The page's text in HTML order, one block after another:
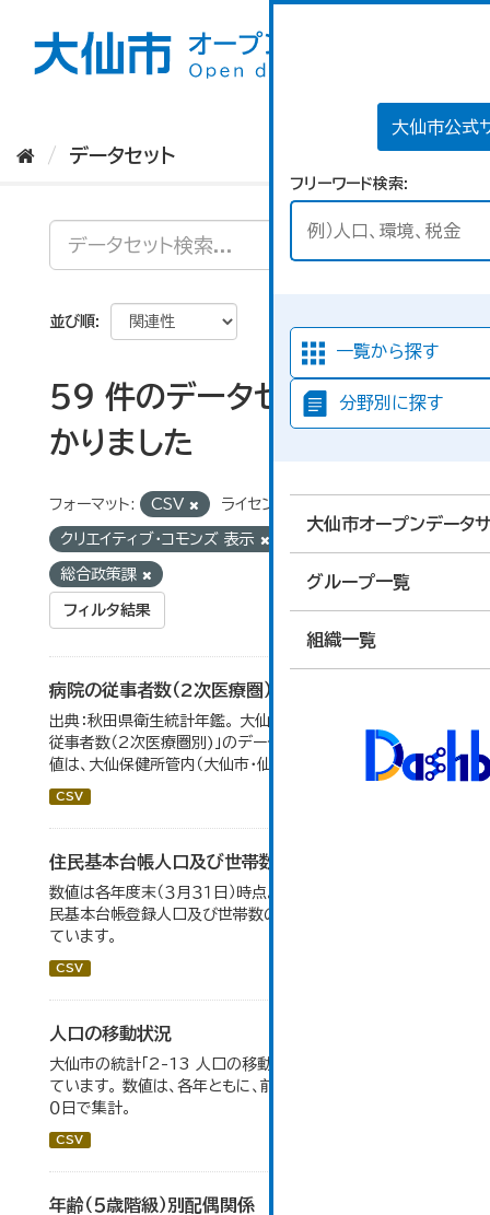
大仙市公式
フリーワード検索
一覧から探す
分野別に探す
大仙市オープンデータ
グループ一覧
組織一覧
データセット
並び順
59 件のデータセットが見つ
かりました
フォーマット: CSV ライセンス:
クリエイティブ・コモンズ 表示
総合政策課
フィルタ結果
病院の従事者数（2次医療圏）
出典：秋田県衛生統計年鑑。 大仙市の統計「11-12 病院の
従事者数（2次医療圏別)」のデータを参照しています。 数
値は、大仙保健所管内（大仙市・仙北市・美郷町）の総数。
CSV
住民基本台帳人口及び世帯数の推移
数値は各年度末（３月３１日）時点。大仙市の統計「2-9 住
民基本台帳登録人口及び世帯数の推移」のデータを参照し
ています。
CSV
人口の移動状況
大仙市の統計「2-13 人口の移動状況」のデータを参照し
ています。 数値は、各年ともに、前年１０月１日～当年９月３
０日で集計。
CSV
年齢（５歳階級）別配偶関係